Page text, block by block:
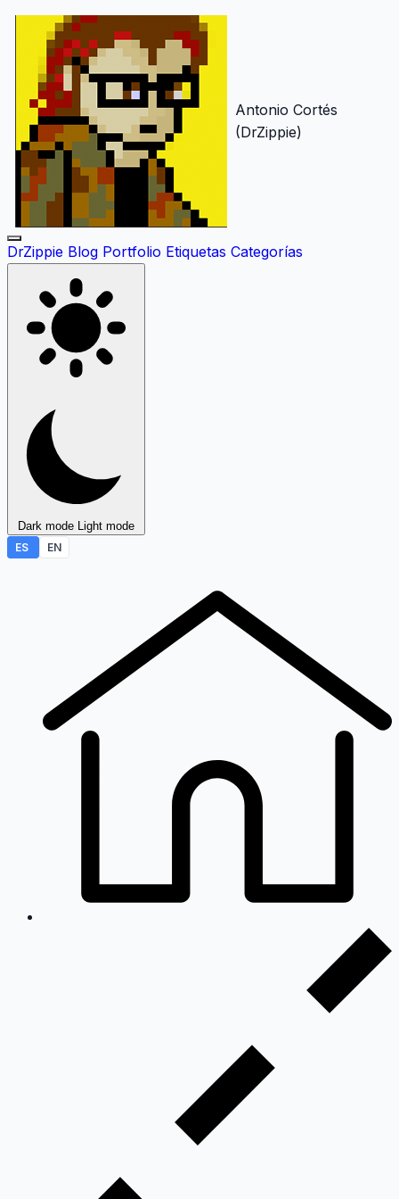
Antonio Cortés
(DrZippie)
DrZippie Blog Portfolio Etiquetas Categorías
Dark mode Light mode
ES
EN